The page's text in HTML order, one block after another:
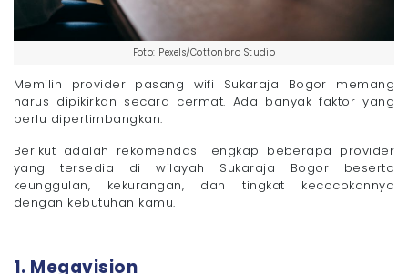
Foto: Pexels/Cottonbro Studio
Memilih provider pasang wifi Sukaraja Bogor memang
harus dipikirkan secara cermat. Ada banyak faktor yang
perlu dipertimbangkan.
Berikut adalah rekomendasi lengkap beberapa provider
yang tersedia di wilayah Sukaraja Bogor beserta
keunggulan, kekurangan, dan tingkat kecocokannya
dengan kebutuhan kamu.
1. Megavision